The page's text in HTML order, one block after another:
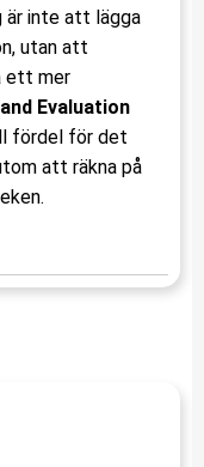
inte att lägga
utan att
ett mer
Evaluation
fördel för det
att räkna på